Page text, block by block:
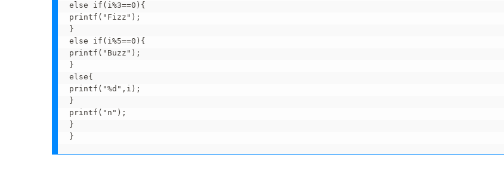
else if(i%3==0){
printf("Fizz");
}
else if(i%5==0){
printf("Buzz");
}
else{
printf("%d",i);
}
printf("n");
}
}